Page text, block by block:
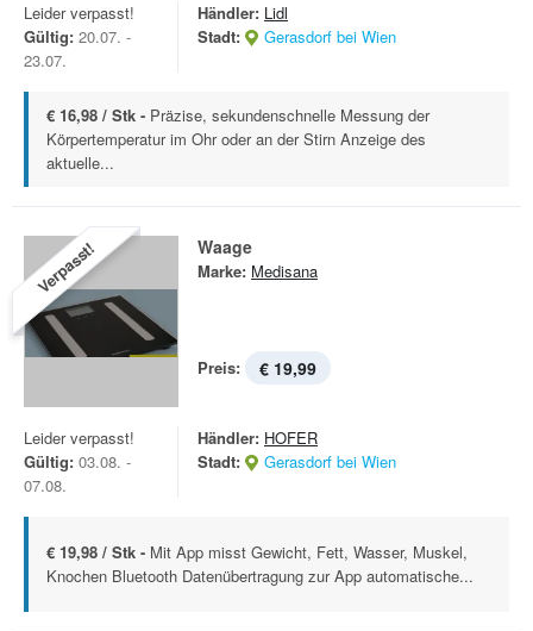
Leider verpasst!
Gültig: 20.07. -
23.07.
Händler: Lidl
Stadt:
Gerasdorf bei Wien
€ 16,98 / Stk - Präzise, sekundenschnelle Messung der
Körpertemperatur im Ohr oder an der Stirn Anzeige des
aktuelle...
Verpasst! Waage
Marke: Medisana
Preis: € 19,99
Leider verpasst!
Gültig: 03.08. -
07.08.
Händler: HOFER
Stadt:
Gerasdorf bei Wien
€ 19,98 / Stk - Mit App misst Gewicht, Fett, Wasser, Muskel,
Knochen Bluetooth Datenübertragung zur App automatische...